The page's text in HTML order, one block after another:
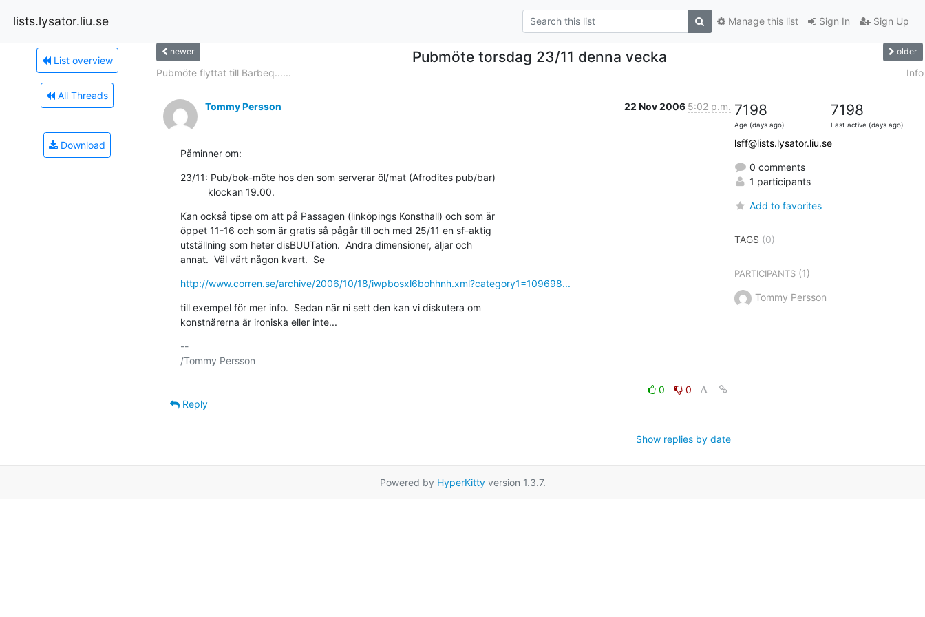
lists.lysator.liu.se Sign In Sign Up
Manage this list
List overview
All Threads
Download
newer Pubmöte torsdag 23/11 denna vecka older
Pubmöte flyttat till Barbeq...... Info
Tommy Persson 22 Nov 2006 5:02 p.m.
Påminner om:
23/11: Pub/bok-möte hos den som serverar öl/mat (Afrodites pub/bar)
          klockan 19.00.
Kan också tipse om att på Passagen (linköpings Konsthall) och som är
öppet 11-16 och som är gratis så pågår till och med 25/11 en sf-aktig
utställning som heter disBUUTation.  Andra dimensioner, äljar och
annat.  Väl värt någon kvart.  Se
http://www.corren.se/archive/2006/10/18/iwpbosxl6bohhnh.xml?category1=109698...
till exempel för mer info.  Sedan när ni sett den kan vi diskutera om
konstnärerna är ironiska eller inte...
--
/Tommy Persson
0
0
Reply
Show replies by date
7198
Age (days ago)
7198
Last active (days ago)
lsff@lists.lysator.liu.se
0 comments
1 participants
Add to favorites
TAGS (0)
PARTICIPANTS(1)
Tommy Persson
Powered by HyperKittyversion 1.3.7.